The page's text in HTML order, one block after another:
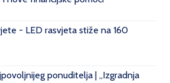
- LED rasvjeta stiže na 160
ponuditelja | „Izgradnja